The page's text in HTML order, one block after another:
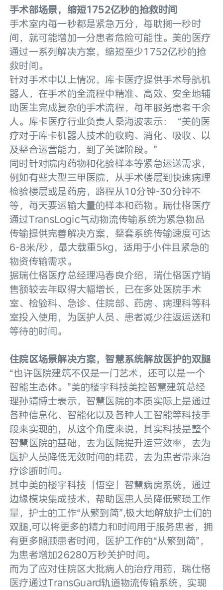
手术部场景，缩短1752亿秒的抢救时间
手术室内每一秒都是紧急万分，每耽搁一秒时
间，就可能增加一分患者危险可能性。美的医疗
通过一系列解决方案，缩短至少1752亿秒的抢
救时间。
针对手术中以上情况，库卡医疗提供手术导航机
器人，在手术的全流程中精准、高效、安全地辅
助医生完成复杂的手术流程，每年服务患者千余
人。库卡医疗行业负责人桑海波表示：  “美的医
疗对于库卡机器人技术的收购、消化、吸收、以
及整合运营能力，到了关键阶段。”
同时针对院内药物和化验样本等紧急运送需求，
例如有些大型三甲医院，从手术楼层到快速病理
检验楼层或是药房，路程从10分钟-30分钟不
等，每天要运输大量的样本和药物。瑞仕格医疗
通过TransLogic气动物流传输系统为紧急物品
传输提供完善解决方案，整套系统传输速度可达
6-8米/秒，最大载重5kg，适用于小件且紧急的
物资传输需求。
据瑞仕格医疗总经理冯春良介绍，瑞仕格医疗销
售额较去年取得大幅增长，已在多处医院手术
室、检验科、急诊、住院部、药房、病理科等科
室投入使用，为医护人员、患者减少往返运送和
等待的时间。
住院区场景解决方案，智慧系统解放医护的双腿
“也许医院建筑不仅是一门艺术，还可以是一个
智能生态体。”美的楼宇科技美控智慧建筑总经
理孙靖博士表示，智慧医院的本质实际上是通过
各种信息化、智能化以及各种人工智能等科技手
段来实现的，从这个角度来说，其实科技是整个
智慧医院的基础，去为医院提升运营效率，去为
医护人员降低无效时间的耗费，去为患者带来治
疗诊断时间。
其中美的楼宇科技「悟空」智慧病房系统，通过
边缘模块集成技术，帮助医患人员降低繁琐工作
量，护士的工作“从繁到简”,极大地解放护士们的
双腿,可以将更多的精力和时间用于服务患者，拥
有更多照顾患者时间，医护工作的“从繁到简”，
为患者增加26280万秒关护时间。
而为了应对住院区大批病人的治疗用药，瑞仕格
医疗通过TransGuard轨道物流传输系统，实现